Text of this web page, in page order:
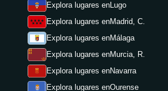
Explora lugares enLugo
Explora lugares enMadrid, C.
Explora lugares enMálaga
Explora lugares enMurcia, R.
Explora lugares enNavarra
Explora lugares enOurense